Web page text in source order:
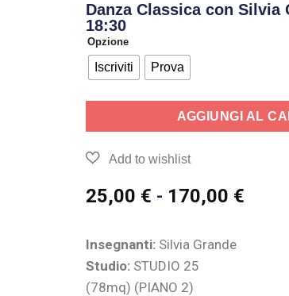
Danza Classica con Silvia
18:30
Opzione
Iscriviti Prova
AGGIUNGI AL
25,00 € - 170,00 €
Insegnanti:Silvia Grande
Studio:STUDIO 25
(78mq) (PIANO 2)